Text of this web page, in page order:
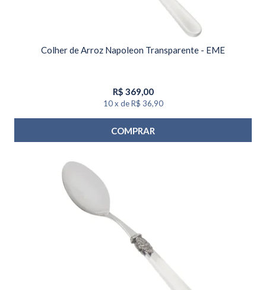
Colher de Arroz Napoleon Transparente - EME
R$ 369,00
10 x de R$ 36,90
COMPRAR